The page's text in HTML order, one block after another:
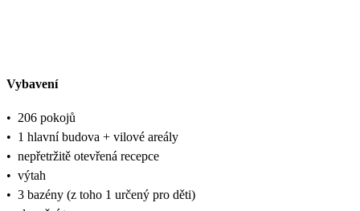
Vybavení
• 206 pokojů
• 1 hlavní budova + vilové areály
• nepřetržitě otevřená recepce
• výtah
• 3 bazény (z toho 1 určený pro děti)